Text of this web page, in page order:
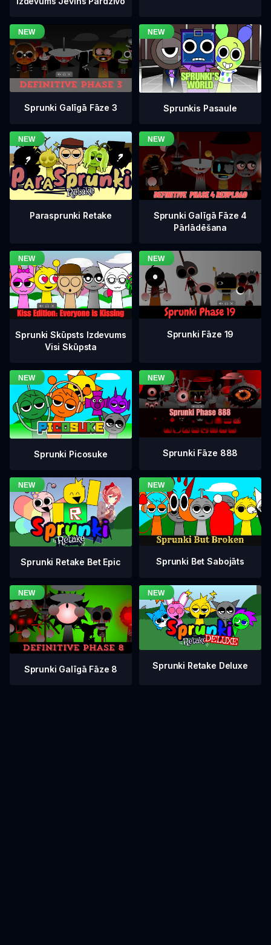
Sprunki Galīgā Fāze 3 Sprunkis Pasaule
Parasprunki Retake
Sprunki Galīgā Fāze 4
Pārlādēšana
Sprunki Skūpsts Izdevums
Visi Skūpsta
Sprunki Fāze 19
Sprunki Picosuke Sprunki Fāze 888
Sprunki Retake Bet Epic Sprunki Bet Sabojāts
Sprunki Galīgā Fāze 8 Sprunki Retake Deluxe